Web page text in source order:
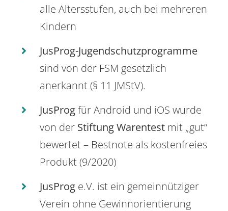
alle Altersstufen, auch bei mehreren
Kindern
JusProg-Jugendschutzprogramme
sind von der FSM gesetzlich
anerkannt (§ 11 JMStV).
JusProgfür Android und iOS wurde
von der Stiftung Warentest mit „gut“
bewertet – Bestnote als kostenfreies
Produkt (9/2020)
JusProg e.V. ist ein gemeinnütziger
Verein ohne Gewinnorientierung